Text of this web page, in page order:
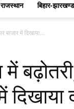
राजस्‍थान बिहार-झारखण्‍ड
में दिखाया...